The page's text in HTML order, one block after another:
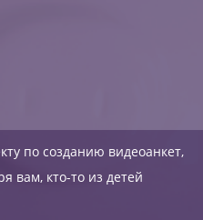
по созданию видеоанкет,
вам, кто-то из детей